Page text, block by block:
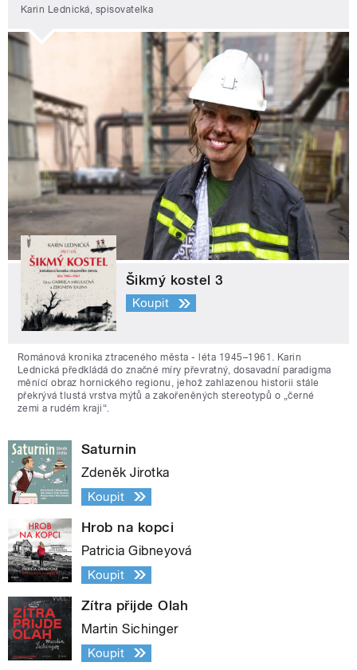
Karin Lednická, spisovatelka
Šikmý kostel 3
Koupit
Románová kronika ztraceného města - léta 1945–1961. Karin
Lednická předkládá do značné míry převratný, dosavadní paradigma
měnící obraz hornického regionu, jehož zahlazenou historii stále
překrývá tlustá vrstva mýtů a zakořeněných stereotypů o „černé
zemi a rudém kraji“.
Saturnin
Zdeněk Jirotka
Koupit
Hrob na kopci
Patricia Gibneyová
Koupit
Zítra přijde Olah
Martin Sichinger
Koupit